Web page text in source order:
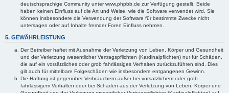
deutschsprachige Community unter www.phpbb.de zur Verfügung gestellt. Beide
haben keinen Einfluss auf die Art und Weise, wie die Software verwendet wird. Sie
können insbesondere die Verwendung der Software für bestimmte Zwecke nicht
untersagen oder auf Inhalte fremder Foren Einfluss nehmen.
5. GEWÄHRLEISTUNG
Der Betreiber haftet mit Ausnahme der Verletzung von Leben, Körper und Gesundheit
und der Verletzung wesentlicher Vertragspflichten (Kardinalpflichten) nur für Schäden,
die auf ein vorsätzliches oder grob fahrlässiges Verhalten zurückzuführen sind. Dies
gilt auch für mittelbare Folgeschäden wie insbesondere entgangenen Gewinn.
Die Haftung ist gegenüber Verbrauchern außer bei vorsätzlichem oder grob
fahrlässigem Verhalten oder bei Schäden aus der Verletzung von Leben, Körper und